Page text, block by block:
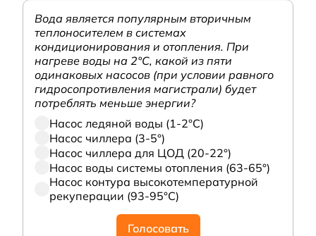
Вода является популярным вторичным
теплоносителем в системах
кондиционирования и отопления. При
нагреве воды на 2°С, какой из пяти
одинаковых насосов (при условии равного
гидросопротивления магистрали) будет
потреблять меньше энергии?
Насос ледяной воды (1-2°С)
Насос чиллера (3-5°)
Насос чиллера для ЦОД (20-22°)
Насос воды системы отопления (63-65°)
Насос контура высокотемпературной
рекуперации (93-95°С)
Голосовать